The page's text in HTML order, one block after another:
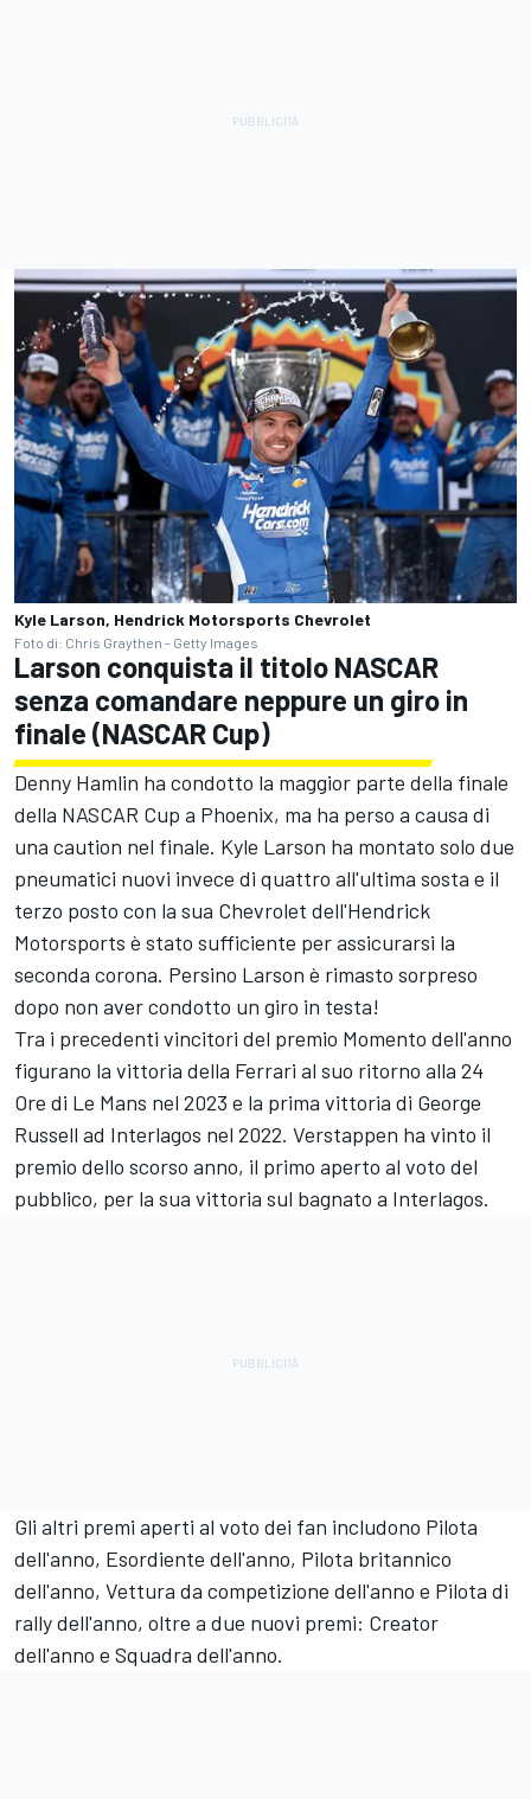
Kyle Larson, Hendrick Motorsports Chevrolet
Foto di: Chris Graythen - Getty Images
Larson conquista il titolo NASCAR
senza comandare neppure un giro in
finale (NASCAR Cup)
Denny Hamlin ha condotto la maggior parte della finale
della NASCAR Cup a Phoenix, ma ha perso a causa di
una caution nel finale. Kyle Larson ha montato solo due
pneumatici nuovi invece di quattro all'ultima sosta e il
terzo posto con la sua Chevrolet dell'Hendrick
Motorsports è stato sufficiente per assicurarsi la
seconda corona. Persino Larson è rimasto sorpreso
dopo non aver condotto un giro in testa!
Tra i precedenti vincitori del premio Momento dell'anno
figurano la vittoria della Ferrari al suo ritorno alla 24
Ore di Le Mans nel 2023 e la prima vittoria di George
Russell ad Interlagos nel 2022. Verstappen ha vinto il
premio dello scorso anno, il primo aperto al voto del
pubblico, per la sua vittoria sul bagnato a Interlagos.
Gli altri premi aperti al voto dei fan includono Pilota
dell'anno, Esordiente dell'anno, Pilota britannico
dell'anno, Vettura da competizione dell'anno e Pilota di
rally dell'anno, oltre a due nuovi premi: Creator
dell'anno e Squadra dell'anno.